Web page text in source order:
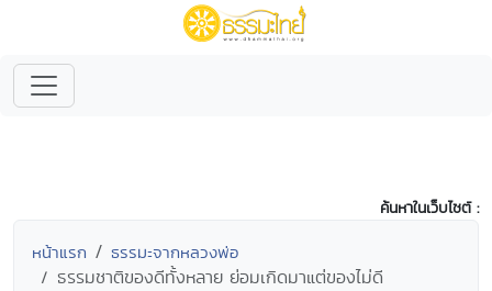
ค้นหาในเว็บไซต์ :
หน้าแรก ธรรมะจากหลวงพ่อ
ธรรมชาติของดีทั้งหลาย ย่อมเกิดมาแต่ของไม่ดี